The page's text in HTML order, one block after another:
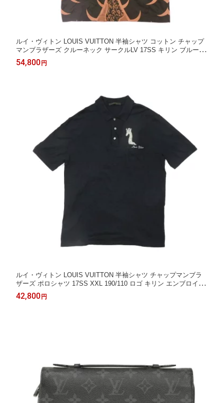
ルイ・ヴィトン LOUIS VUITTON 半袖シャツ コットン チャップ
マンブラザーズ クルーネック サークルLV 17SS キリン ブルー L
180/100 サバンナ ブラウン メンズ エレガント 高級 上品 大人 ブ
ランド【中古】
54,800円
ルイ・ヴィトン LOUIS VUITTON 半袖シャツ チャップマンブラ
ザーズ ポロシャツ 17SS XXL 190/110 ロゴ キリン エンブロイダ
リー サバンナ ネイビー メンズ エレガント 高級 上品 大人 ブラン
ド【中古】
42,800円